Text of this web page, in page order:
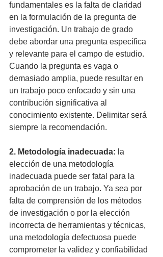
fundamentales es la falta de claridad
en la formulación de la pregunta de
investigación. Un trabajo de grado
debe abordar una pregunta específica
y relevante para el campo de estudio.
Cuando la pregunta es vaga o
demasiado amplia, puede resultar en
un trabajo poco enfocado y sin una
contribución significativa al
conocimiento existente. Delimitar será
siempre la recomendación.
2. Metodología inadecuada: la
elección de una metodología
inadecuada puede ser fatal para la
aprobación de un trabajo. Ya sea por
falta de comprensión de los métodos
de investigación o por la elección
incorrecta de herramientas y técnicas,
una metodología defectuosa puede
comprometer la validez y confiabilidad